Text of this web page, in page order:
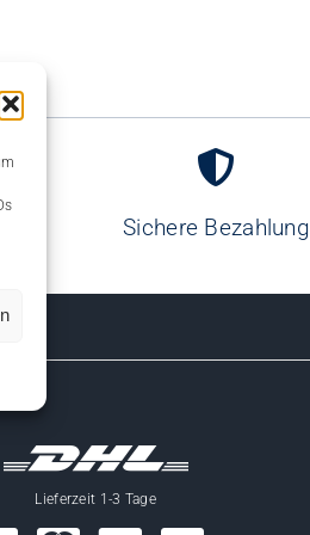
Sichere Bezahlung
Lieferzeit 1-3 Tage